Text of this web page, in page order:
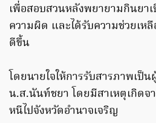
เพื่อสอบสวนหลังพยายามกินยา
ความผิด และได้รับความช่วยเห
ดีขึ้น​
โดยนายใจให้การรับสารภาพเป็
น.ส.นันท์ชยา โดยมีสาเหตุเกิดจ
หนีไปจังหวัดอำนาจเจริญ